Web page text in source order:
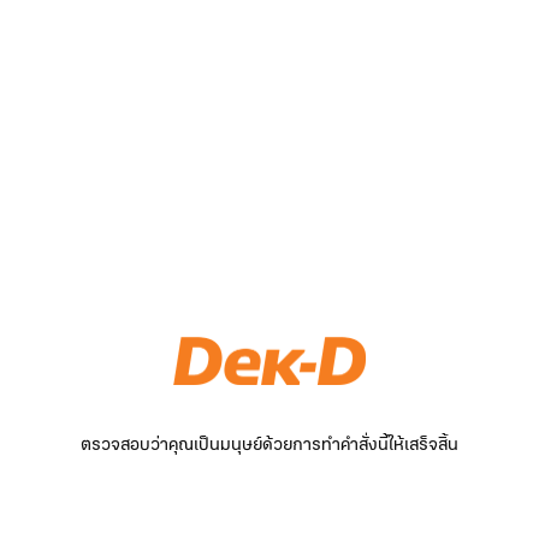
ตรวจสอบว่าคุณเป็นมนุษย์ด้วยการทำคำสั่งนี้ให้เสร็จสิ้น